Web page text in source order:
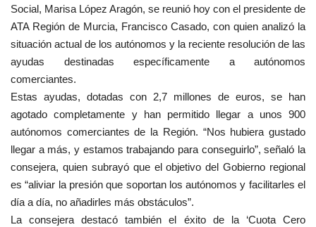
Social, Marisa López Aragón, se reunió hoy con el presidente de
ATA Región de Murcia, Francisco Casado, con quien analizó la
situación actual de los autónomos y la reciente resolución de las
ayudas destinadas específicamente a autónomos
comerciantes.
Estas ayudas, dotadas con 2,7 millones de euros, se han
agotado completamente y han permitido llegar a unos 900
autónomos comerciantes de la Región. “Nos hubiera gustado
llegar a más, y estamos trabajando para conseguirlo”, señaló la
consejera, quien subrayó que el objetivo del Gobierno regional
es “aliviar la presión que soportan los autónomos y facilitarles el
día a día, no añadirles más obstáculos”.
La consejera destacó también el éxito de la ‘Cuota Cero